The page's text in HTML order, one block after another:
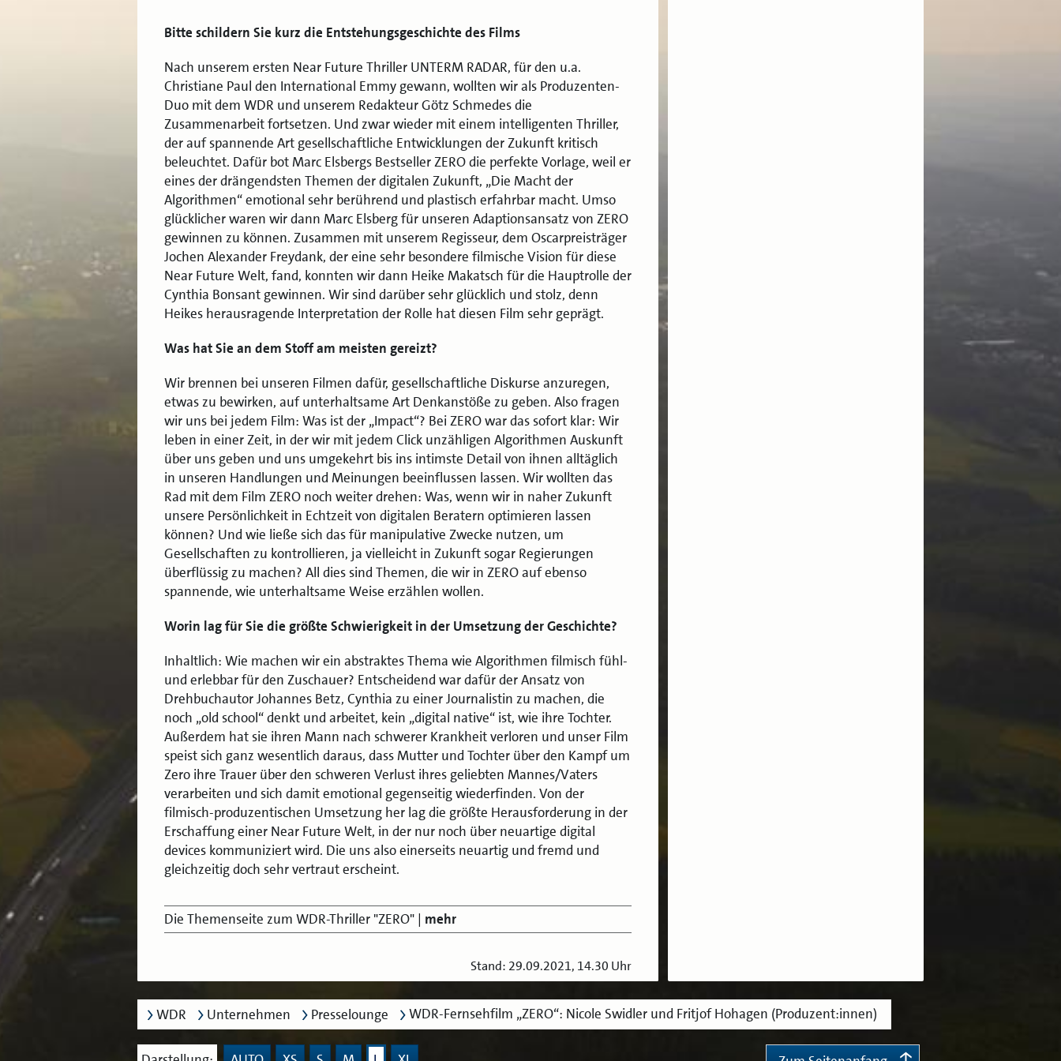
Bitte schildern Sie kurz die Entstehungsgeschichte des Films
Nach unserem ersten Near Future Thriller UNTERM RADAR, für den u.a.
Christiane Paul den International Emmy gewann, wollten wir als Produzenten-
Duo mit dem WDR und unserem Redakteur Götz Schmedes die
Zusammenarbeit fortsetzen. Und zwar wieder mit einem intelligenten Thriller,
der auf spannende Art gesellschaftliche Entwicklungen der Zukunft kritisch
beleuchtet. Dafür bot Marc Elsbergs Bestseller ZERO die perfekte Vorlage, weil er
eines der drängendsten Themen der digitalen Zukunft, „Die Macht der
Algorithmen“ emotional sehr berührend und plastisch erfahrbar macht. Umso
glücklicher waren wir dann Marc Elsberg für unseren Adaptionsansatz von ZERO
gewinnen zu können. Zusammen mit unserem Regisseur, dem Oscarpreisträger
Jochen Alexander Freydank, der eine sehr besondere filmische Vision für diese
Near Future Welt, fand, konnten wir dann Heike Makatsch für die Hauptrolle der
Cynthia Bonsant gewinnen. Wir sind darüber sehr glücklich und stolz, denn
Heikes herausragende Interpretation der Rolle hat diesen Film sehr geprägt.
Was hat Sie an dem Stoff am meisten gereizt?
Wir brennen bei unseren Filmen dafür, gesellschaftliche Diskurse anzuregen,
etwas zu bewirken, auf unterhaltsame Art Denkanstöße zu geben. Also fragen
wir uns bei jedem Film: Was ist der „Impact“? Bei ZERO war das sofort klar: Wir
leben in einer Zeit, in der wir mit jedem Click unzähligen Algorithmen Auskunft
über uns geben und uns umgekehrt bis ins intimste Detail von ihnen alltäglich
in unseren Handlungen und Meinungen beeinflussen lassen. Wir wollten das
Rad mit dem Film ZERO noch weiter drehen: Was, wenn wir in naher Zukunft
unsere Persönlichkeit in Echtzeit von digitalen Beratern optimieren lassen
können? Und wie ließe sich das für manipulative Zwecke nutzen, um
Gesellschaften zu kontrollieren, ja vielleicht in Zukunft sogar Regierungen
überflüssig zu machen? All dies sind Themen, die wir in ZERO auf ebenso
spannende, wie unterhaltsame Weise erzählen wollen.
Worin lag für Sie die größte Schwierigkeit in der Umsetzung der Geschichte?
Inhaltlich: Wie machen wir ein abstraktes Thema wie Algorithmen filmisch fühl-
und erlebbar für den Zuschauer? Entscheidend war dafür der Ansatz von
Drehbuchautor Johannes Betz, Cynthia zu einer Journalistin zu machen, die
noch „old school“ denkt und arbeitet, kein „digital native“ ist, wie ihre Tochter.
Außerdem hat sie ihren Mann nach schwerer Krankheit verloren und unser Film
speist sich ganz wesentlich daraus, dass Mutter und Tochter über den Kampf um
Zero ihre Trauer über den schweren Verlust ihres geliebten Mannes/Vaters
verarbeiten und sich damit emotional gegenseitig wiederfinden. Von der
filmisch-produzentischen Umsetzung her lag die größte Herausforderung in der
Erschaffung einer Near Future Welt, in der nur noch über neuartige digital
devices kommuniziert wird. Die uns also einerseits neuartig und fremd und
gleichzeitig doch sehr vertraut erscheint.
Die Themenseite zum WDR-Thriller "ZERO" | mehr
Stand: 29.09.2021, 14.30 Uhr
WDR Unternehmen Presselounge WDR-Fernsehfilm „ZERO“: Nicole Swidler und Fritjof Hohagen (Produzent:innen)